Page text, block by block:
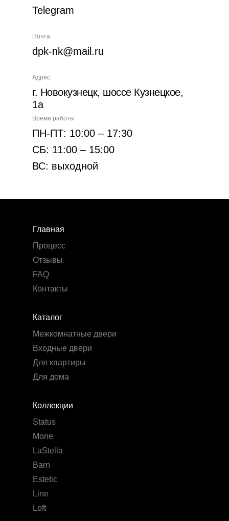
Telegram
Почта
dpk-nk@mail.ru
Время работы
ПН-ПТ: 10:00 – 17:30
СБ: 11:00 – 15:00
ВС: выходной
Адрес
г. Новокузнецк, шоссе Кузнецкое,
1а
Коллекции
Status
Mone
LaStella
Barn
Estetic
Line
Loft
Каталог
Межкомнатные двери
Входные двери
Для квартиры
Для дома
Главная
Процесс
Отзывы
FAQ
Контакты